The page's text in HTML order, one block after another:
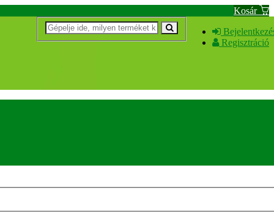
Kosár
Regisztráció